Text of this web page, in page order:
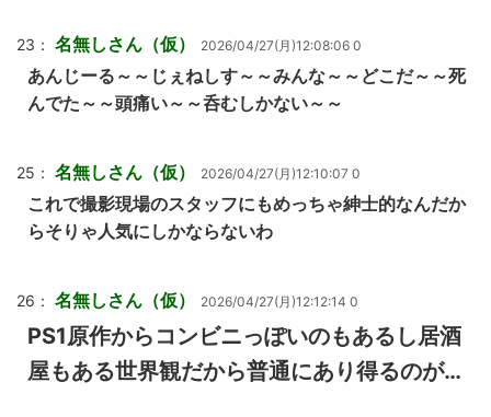
23： 名無しさん（仮） 2026/04/27(月)12:08:06 0
あんじーる～～じぇねしす～～みんな～～どこだ～～死
んでた～～頭痛い～～呑むしかない～～
25： 名無しさん（仮） 2026/04/27(月)12:10:07 0
これで撮影現場のスタッフにもめっちゃ紳士的なんだか
らそりゃ人気にしかならないわ
26： 名無しさん（仮） 2026/04/27(月)12:12:14 0
PS1原作からコンビニっぽいのもあるし居酒
屋もある世界観だから普通にあり得るのが…